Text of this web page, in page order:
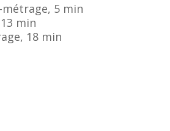
métrage, 5 min
min
18 min